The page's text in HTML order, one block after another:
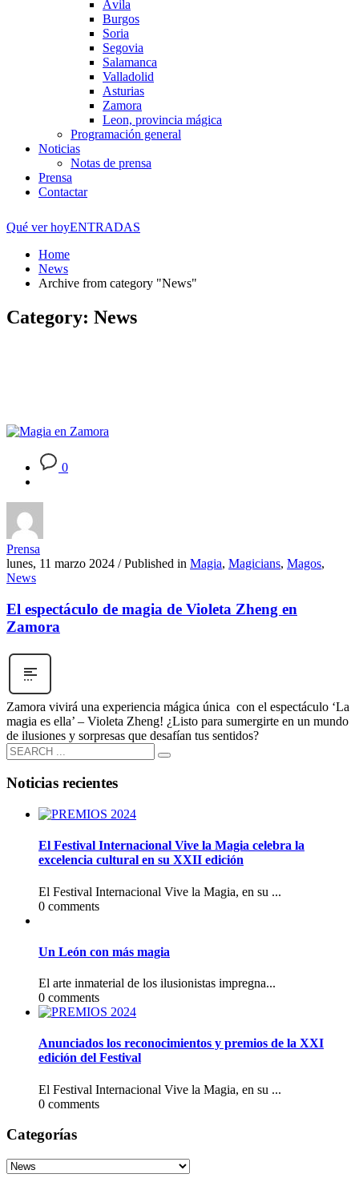
Ávila
Burgos
Soria
Segovia
Salamanca
Valladolid
Asturias
Zamora
Leon, provincia mágica
Programación general
Noticias
Notas de prensa
Prensa
Contactar
Qué ver hoyENTRADAS
Home
News
Archive from category "News"
Category: News
0
Prensa
lunes, 11 marzo 2024 / Published in Magia, Magicians, Magos,
News
El espectáculo de magia de Violeta Zheng en
Zamora
Zamora vivirá una experiencia mágica única con el espectáculo ‘La
magia es ella’ – Violeta Zheng! ¿Listo para sumergirte en un mundo
de ilusiones y sorpresas que desafían tus sentidos?
Noticias recientes
El Festival Internacional Vive la Magia celebra la
excelencia cultural en su XXII edición
El Festival Internacional Vive la Magia, en su ...
0 comments
Un León con más magia
El arte inmaterial de los ilusionistas impregna...
0 comments
Anunciados los reconocimientos y premios de la XXI
edición del Festival
El Festival Internacional Vive la Magia, en su ...
0 comments
Categorías